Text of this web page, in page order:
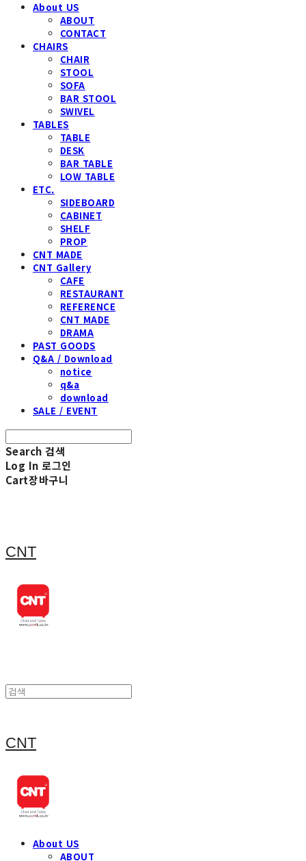
About US
ABOUT
CONTACT
CHAIRS
CHAIR
STOOL
SOFA
BAR STOOL
SWIVEL
TABLES
TABLE
DESK
BAR TABLE
LOW TABLE
ETC.
SIDEBOARD
CABINET
SHELF
PROP
CNT MADE
CNT Gallery
CAFE
RESTAURANT
REFERENCE
CNT MADE
DRAMA
PAST GOODS
Q&A / Download
notice
q&a
download
SALE / EVENT
Search 검색
Log In 로그인
Cart장바구니
CNT
CNT
About US
ABOUT